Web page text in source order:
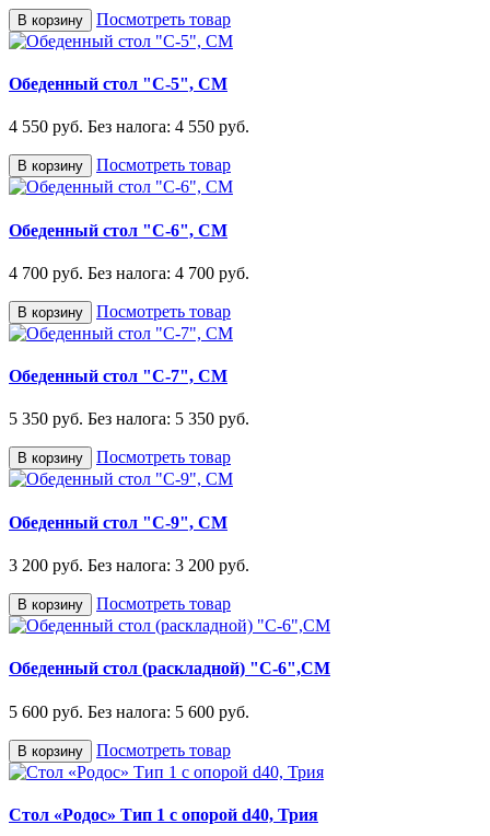
В корзину Посмотреть товар
Обеденный стол "С-5", СМ
4 550 руб. Без налога: 4 550 руб.
В корзину Посмотреть товар
Обеденный стол "С-6", СМ
4 700 руб. Без налога: 4 700 руб.
В корзину Посмотреть товар
Обеденный стол "С-7", СМ
5 350 руб. Без налога: 5 350 руб.
В корзину Посмотреть товар
Обеденный стол "С-9", СМ
3 200 руб. Без налога: 3 200 руб.
В корзину Посмотреть товар
Обеденный стол (раскладной) "С-6",СМ
5 600 руб. Без налога: 5 600 руб.
В корзину Посмотреть товар
Стол «Родос» Тип 1 с опорой d40, Трия